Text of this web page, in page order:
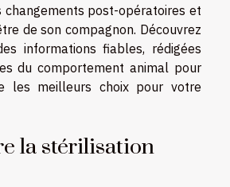
changements post-opératoires et
de son compagnon. Découvrez
informations fiables, rédigées
du comportement animal pour
les meilleurs choix pour votre
la stérilisation